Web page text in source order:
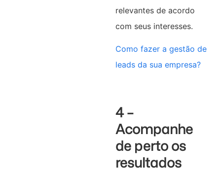
relevantes de acordo
com seus interesses.
Como fazer a gestão de
leads da sua empresa?
4 –
Acompanhe
de perto os
resultados